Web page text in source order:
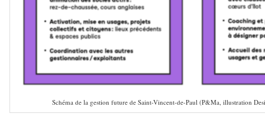
Schéma de la gestion future de Saint-Vincent-de-Paul (P&Ma, illustration